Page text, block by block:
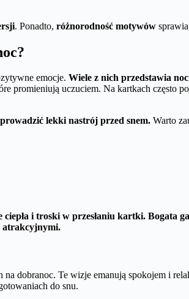
. Ponadto, różnorodność motywów
emocje. Wiele z nich przedstawia
promieniują uczuciem. Na kartkach często
lekki nastrój przed snem. Warto
i troski w przesłaniu kartki. Bogata
atrakcyjnymi.
dobranoc. Te wizje emanują spokojem i
do snu.